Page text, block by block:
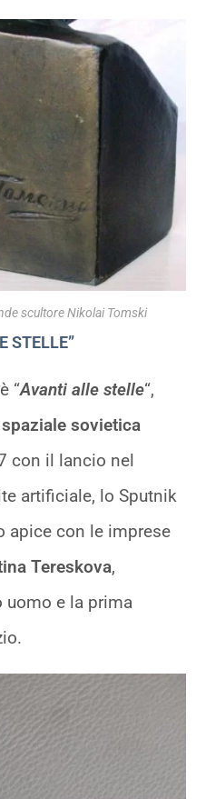
scultore Nikolai Tomski
STELLE”
“Avanti alle stelle“,
sovietica
con il lancio nel
artificiale, lo Sputnik
apice con le imprese
Tereskova,
e la prima